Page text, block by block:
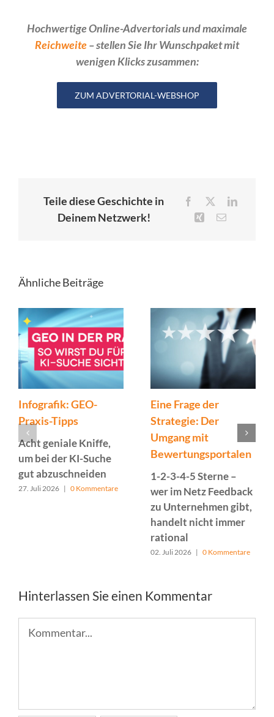
Hochwertige Online-Advertorials und maximale
Reichweite– stellen Sie Ihr Wunschpaket mit
wenigen Klicks zusammen:
ZUM ADVERTORIAL-WEBSHOP
Teile diese Geschichte in
Deinem Netzwerk!
Facebook
LinkedIn
Xing E-
Ähnliche Beiträge
Infografik: GEO-
Praxis-Tipps
Acht geniale Kniffe,
um bei der KI-Suche
gut abzuschneiden
27. Juli 2026 | 0 Kommentare
Eine Frage der
Strategie: Der
Umgang mit
Bewertungsportalen
1-2-3-4-5 Sterne –
wer im Netz Feedback
zu Unternehmen gibt,
handelt nicht immer
rational
02. Juli 2026 | 0 Kommentare
Hinterlassen Sie einen Kommentar